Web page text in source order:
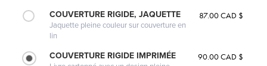
COUVERTURE RIGIDE, JAQUETTE
Jaquette pleine couleur sur couverture en
lin
87.00 CAD $
COUVERTURE RIGIDE IMPRIMÉE 90.00 CAD $